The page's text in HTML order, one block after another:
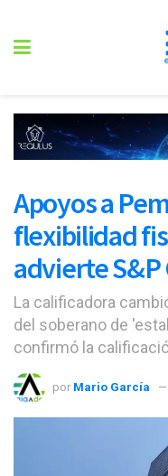
Apoyos a
flexibilidad
advierte S&P
La calificadora
del soberano de
confirmó la
por Mario García